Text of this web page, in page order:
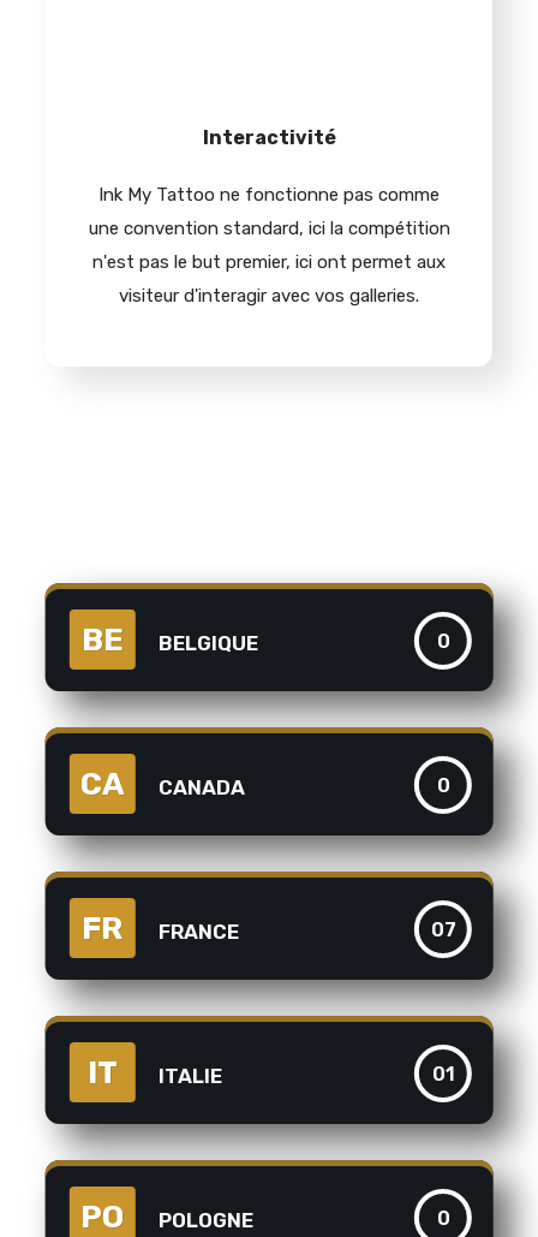
Interactivité
Ink My Tattoo ne fonctionne pas comme
une convention standard, ici la compétition
n'est pas le but premier, ici ont permet aux
visiteur d'interagir avec vos galleries.
BE 0
BELGIQUE
CA 0
CANADA
FR 07
FRANCE
IT 01
ITALIE
PO 0
POLOGNE